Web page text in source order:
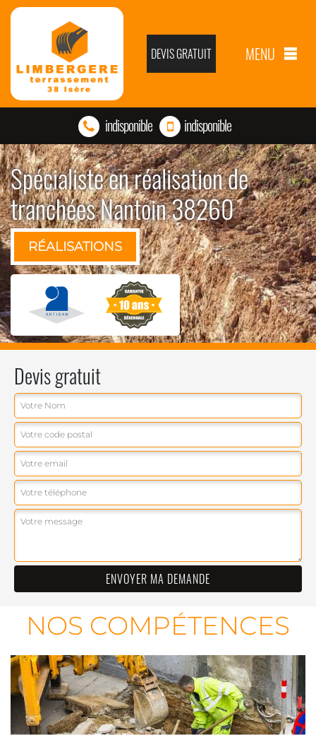
DEVIS GRATUIT MENU
indisponible indisponible
Spécialiste en réalisation de
tranchées Nantoin 38260
RÉALISATIONS
Devis gratuit
NOS COMPÉTENCES